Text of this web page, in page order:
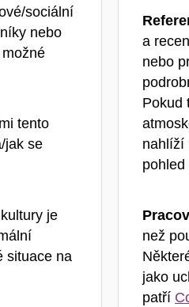
sociální
nebo
tento
jak se
je
situace na
a
nebo
Pokud
nahlíží
než
jako
patří